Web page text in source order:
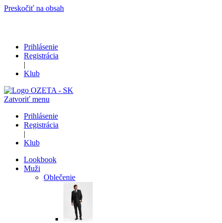
Preskočiť na obsah
Prihlásenie
Registrácia
|
Klub
Zatvoriť menu
Prihlásenie
Registrácia
|
Klub
Lookbook
Muži
Oblečenie